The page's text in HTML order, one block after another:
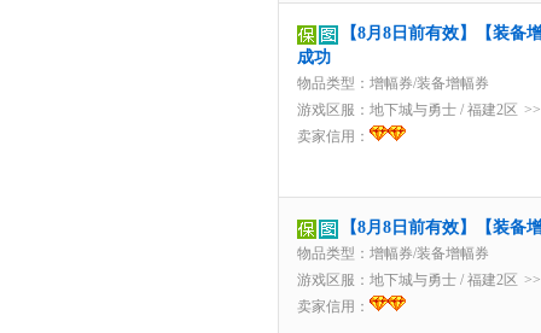
【8月8日前有效】【装备
成功
物品类型：增幅券/装备增幅券
游戏区服： 地下城与勇士 / 福建2区
卖家信用：
【8月8日前有效】【装备
物品类型：增幅券/装备增幅券
游戏区服： 地下城与勇士 / 福建2区
卖家信用：